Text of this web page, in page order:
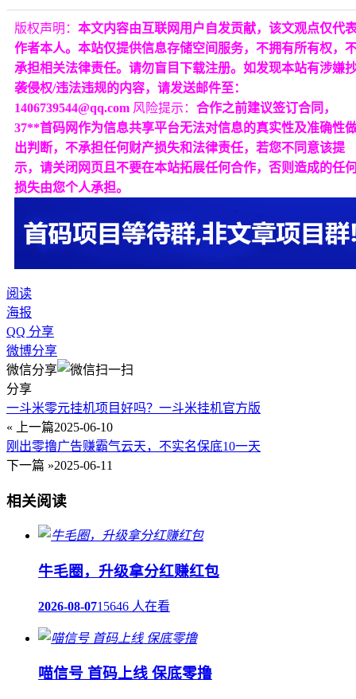
版权声明： 本文内容由互联网用户自发贡献，该文观点仅代
作者本人。本站仅提供信息存储空间服务，不拥有所有权，
承担相关法律责任。请勿盲目下载注册。如发现本站有涉嫌
袭侵权/违法违规的内容，请发送邮件至：
1406739544@qq.com 风险提示： 合作之前建议签订合同，
37**首码网作为信息共享平台无法对信息的真实性及准确性
出判断，不承担任何财产损失和法律责任，若您不同意该提
示，请关闭网页且不要在本站拓展任何合作，否则造成的任
损失由您个人承担。
阅读
海报
QQ 分享
微博分享
微信分享
分享
一斗米零元挂机项目好吗？一斗米挂机官方版
« 上一篇2025-06-10
刚出零撸广告赚霸气云天，不实名保底10一天
下一篇 »2025-06-11
相关阅读
牛毛圈，升级拿分红赚红包
2026-08-0715646 人在看
喵信号 首码上线 保底零撸